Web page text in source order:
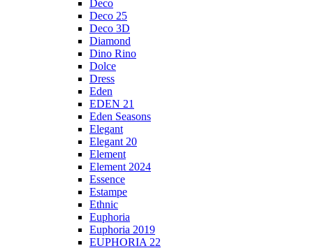
Deco
Deco 25
Deco 3D
Diamond
Dino Rino
Dolce
Dress
Eden
EDEN 21
Eden Seasons
Elegant
Elegant 20
Element
Element 2024
Essence
Estampe
Ethnic
Euphoria
Euphoria 2019
EUPHORIA 22